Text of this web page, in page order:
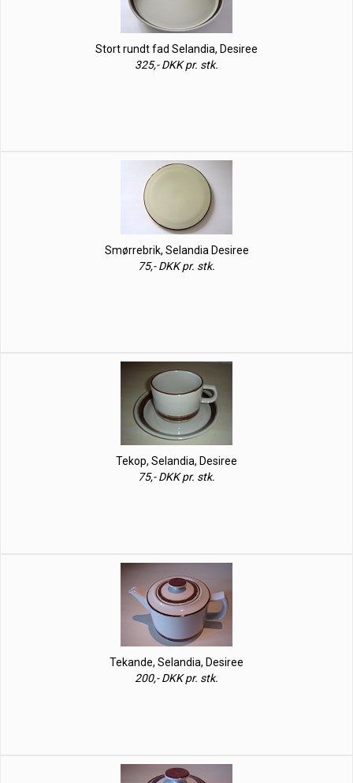
Stort rundt fad Selandia, Desiree
325,- DKK pr. stk.
Smørrebrik, Selandia Desiree
75,- DKK pr. stk.
Tekop, Selandia, Desiree
75,- DKK pr. stk.
Tekande, Selandia, Desiree
200,- DKK pr. stk.